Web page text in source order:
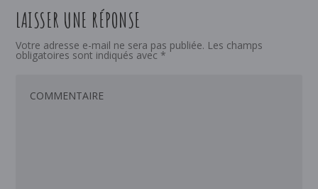
LAISSER UNE RÉPONSE
Votre adresse e-mail ne sera pas publiée. Les champs
obligatoires sont indiqués avec *